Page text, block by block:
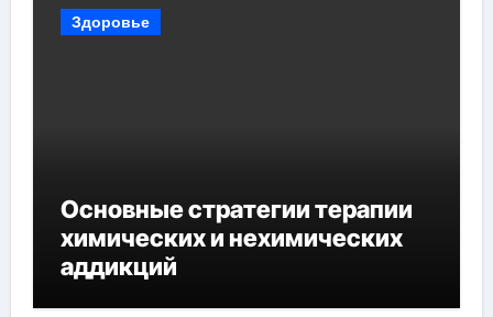
Здоровье
Основные стратегии терапии
химических и нехимических
аддикций